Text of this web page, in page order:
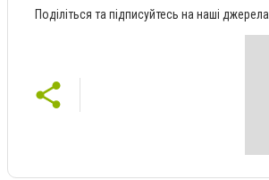
Поділіться та підписуйтесь на наші джерела